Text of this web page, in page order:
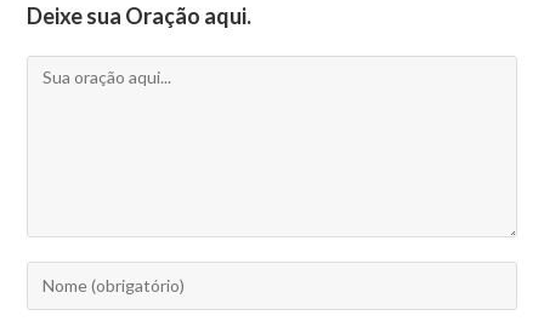
Deixe sua Oração aqui.